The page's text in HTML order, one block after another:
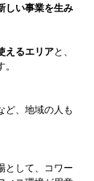
しい事業を生み
えるエリアと、
ど、地域の人も
として、コワー